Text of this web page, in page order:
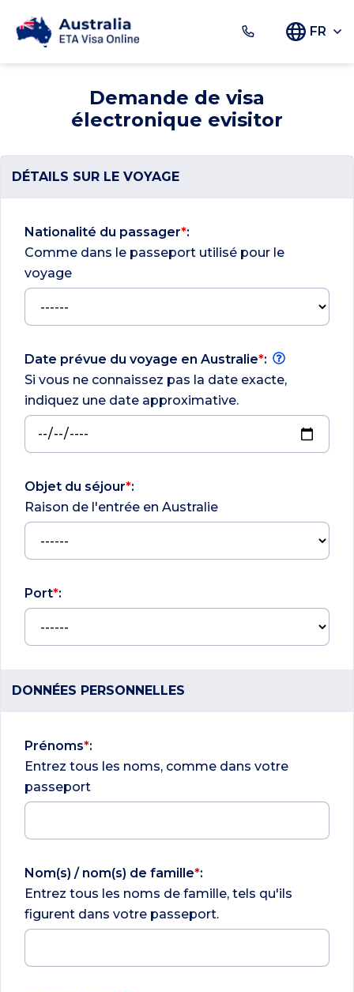
FR
Demande de visa
électronique evisitor
DÉTAILS SUR LE VOYAGE
Nationalité du passager*:
Comme dans le passeport utilisé pour le
voyage
Date prévue du voyage en Australie*:
Si vous ne connaissez pas la date exacte,
indiquez une date approximative.
Objet du séjour*:
Raison de l'entrée en Australie
Port*:
DONNÉES PERSONNELLES
Prénoms*:
Entrez tous les noms, comme dans votre
passeport
Nom(s) / nom(s) de famille*:
Entrez tous les noms de famille, tels qu'ils
figurent dans votre passeport.